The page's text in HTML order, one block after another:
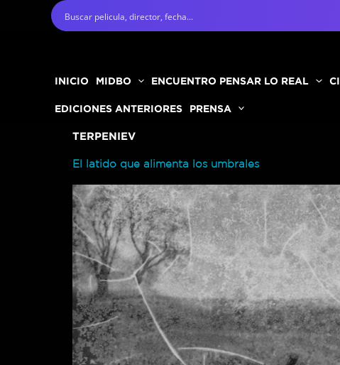
INICIO MIDBO ENCUENTRO PENSAR LO REAL
EDICIONES ANTERIORES PRENSA
TERPENIEV
El latido que alimenta los umbrales